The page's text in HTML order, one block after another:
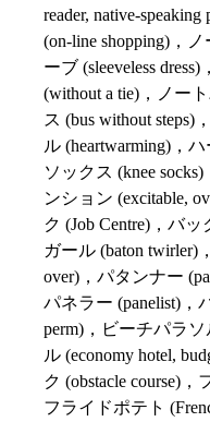
reader, native-
(on-line shopping)，
ーブ (sleeveless
(without a tie)，ノー
ス (bus without
ル (heartwarming)，
ソックス (knee
ンション (excitable,
ク (Job Centre)，バ
ガール (baton twirler)
over)，パタンナー
パネラー (panelist)，
perm)，ビーチパラソ
ル (economy hotel,
ク (obstacle course)，
フライドポテト